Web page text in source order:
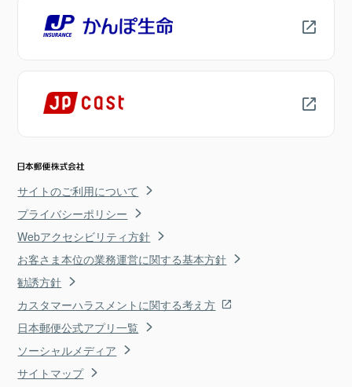
サイトのご利用について
プライバシーポリシー
Webアクセシビリティ方針
お客さま本位の業務運営に関する基本方針
勧誘方針
カスタマーハラスメントに関する考え方
日本郵便公式アプリ一覧
ソーシャルメディア
サイトマップ